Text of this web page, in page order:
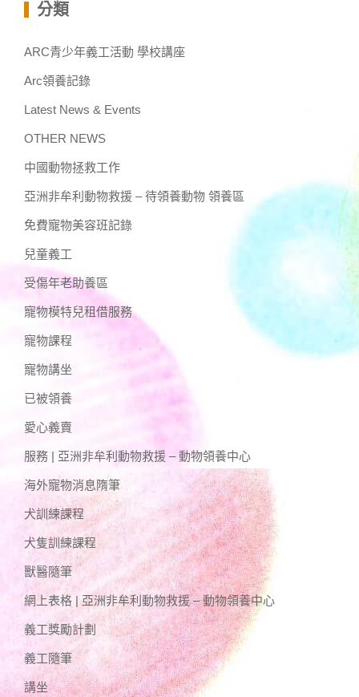
分類
ARC青少年義工活動 學校講座
Arc領養記錄
Latest News & Events
OTHER NEWS
中國動物拯救工作
亞洲非牟利動物救援 – 待領養動物 領養區
免費寵物美容班記錄
兒童義工
受傷年老助養區
寵物模特兒租借服務
寵物課程
寵物講坐
已被領養
愛心義賣
服務 | 亞洲非牟利動物救援 – 動物領養中心
海外寵物消息隋筆
犬訓練課程
犬隻訓練課程
獸醫隨筆
網上表格 | 亞洲非牟利動物救援 – 動物領養中心
義工獎勵計劃
義工隨筆
講坐